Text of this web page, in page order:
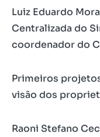
Luiz Eduardo
Centralizada do
coordenador do
Primeiros
visão dos
Raoni Stefano